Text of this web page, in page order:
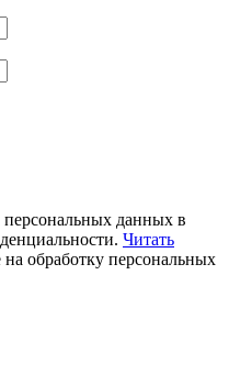
персональных данных в
Читать
обработку персональных